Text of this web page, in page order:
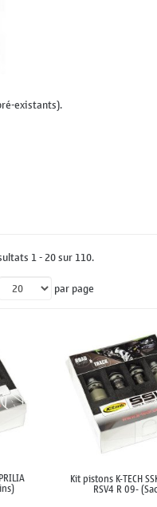
existants).
1 - 20 sur 110.
par page
Kit pistons K-TECH
RSV4 R 09-